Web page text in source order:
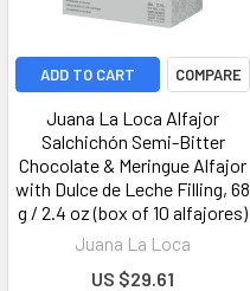
ADD TO CART COMPARE
Juana La Loca Alfajor
Salchichón Semi-Bitter
Chocolate & Meringue Alfajor
with Dulce de Leche Filling, 68
g / 2.4 oz (box of 10 alfajores)
Juana La Loca
US $29.61